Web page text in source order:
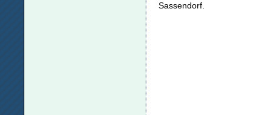
Sassendorf.